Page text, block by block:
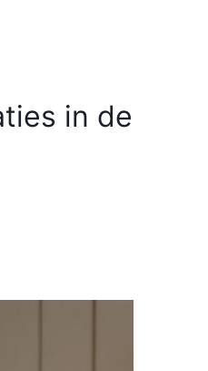
in de